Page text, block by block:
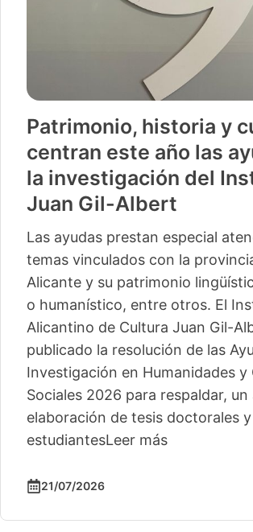
Patrimonio, historia y
centran este año las
la investigación del
Juan Gil-Albert
Las ayudas prestan especial
temas vinculados con la
Alicante y su patrimonio
o humanístico, entre otros. El
Alicantino de Cultura Juan Gil-
publicado la resolución de las
Investigación en Humanidades y
Sociales 2026 para respaldar, un
elaboración de tesis doctorales
estudiantesLeer más
21/07/2026